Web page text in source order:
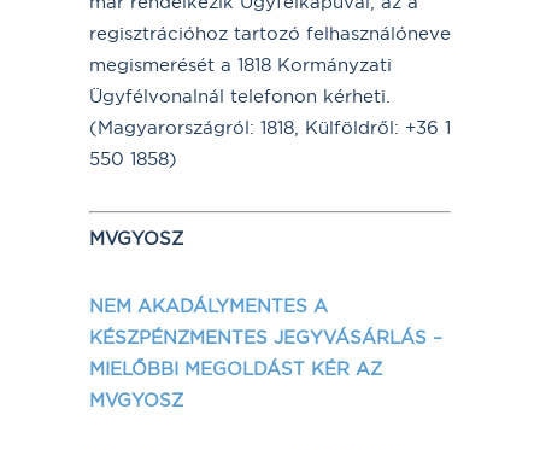
regisztrációhoz tartozó felhasználóneve
megismerését a 1818 Kormányzati
Ügyfélvonalnál telefonon kérheti.
(Magyarországról: 1818, Külföldről: +36 1
550 1858)
MVGYOSZ
NEM AKADÁLYMENTES A
KÉSZPÉNZMENTES JEGYVÁSÁRLÁS –
MIELŐBBI MEGOLDÁST KÉR AZ
MVGYOSZ